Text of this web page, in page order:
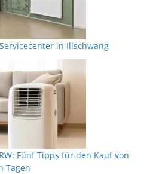
in Illschwang
Fünf Tipps für den Kauf von
Tagen